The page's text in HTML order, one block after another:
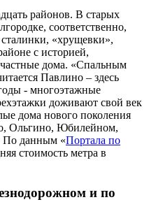
районов. В старых
соответственно,
«хрущевки»,
с историей,
дома. «Спальным
Павлино – здесь
- многоэтажные
доживают свой век
дома нового поколения
Ольгино, Юбилейном,
По данным «Портала по
стоимость метра в
и по